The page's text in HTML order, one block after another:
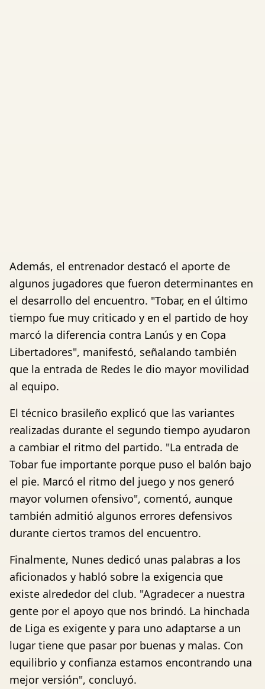
Además, el entrenador destacó el aporte de
algunos jugadores que fueron determinantes en
el desarrollo del encuentro. "Tobar, en el último
tiempo fue muy criticado y en el partido de hoy
marcó la diferencia contra Lanús y en Copa
Libertadores", manifestó, señalando también
que la entrada de Redes le dio mayor movilidad
al equipo.
El técnico brasileño explicó que las variantes
realizadas durante el segundo tiempo ayudaron
a cambiar el ritmo del partido. "La entrada de
Tobar fue importante porque puso el balón bajo
el pie. Marcó el ritmo del juego y nos generó
mayor volumen ofensivo", comentó, aunque
también admitió algunos errores defensivos
durante ciertos tramos del encuentro.
Finalmente, Nunes dedicó unas palabras a los
aficionados y habló sobre la exigencia que
existe alrededor del club. "Agradecer a nuestra
gente por el apoyo que nos brindó. La hinchada
de Liga es exigente y para uno adaptarse a un
lugar tiene que pasar por buenas y malas. Con
equilibrio y confianza estamos encontrando una
mejor versión", concluyó.